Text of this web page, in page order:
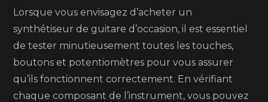
Lorsque vous envisagez d’acheter un
synthétiseur de guitare d’occasion, il est essentiel
de tester minutieusement toutes les touches,
boutons et potentiomètres pour vous assurer
qu’ils fonctionnent correctement. En vérifiant
chaque composant de l’instrument, vous pouvez